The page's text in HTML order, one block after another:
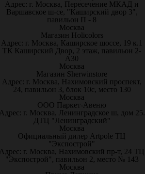
Адрес: г. Москва, Пересечение МКАД и
Варшавское ш-се, "Каширский двор 3",
павильон П - 8
Москва
Магазин Holicolors
Адрес: г. Москва, Каширское шоссе, 19 к.1
ТК Каширский Двор, 2 этаж, павильон 2-
А30
Москва
Магазин Sherwinstore
Адрес: г. Москва, Нахимовский проспект,
24, павильон 3, блок 10с, место 130
Москва
ООО Паркет-Авeню
г. Москва, Ленинградское ш, дом 25.
ДТЦ "Ленинградский"
Москва
Официальный дилер Artpole ТЦ
"Экспострой"
г. Москва, Нахимовский пр-т, 24 ТЦ
"Экспострой", павильон 2, место № 143
Москва